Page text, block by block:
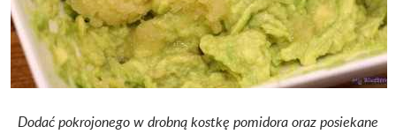
Dodać pokrojonego w drobną kostkę pomidora oraz posiekane